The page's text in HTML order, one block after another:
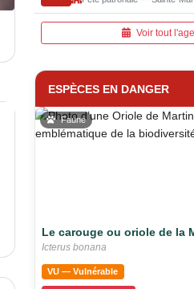
Voir tout
ESPÈCES EN DANGER
Faune
Le carouge ou oriole de la
Icterus bonana
VU — Vulnérable